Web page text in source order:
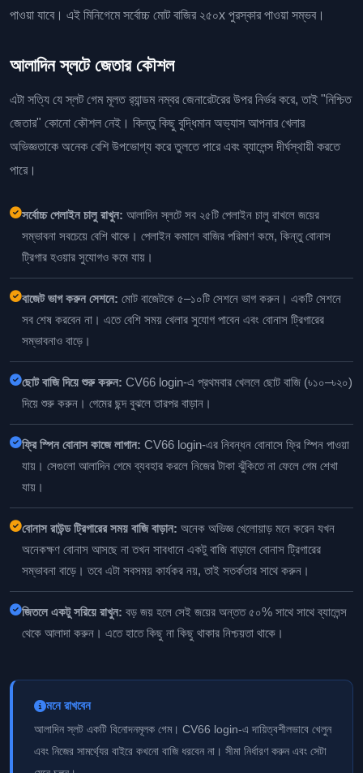
পাওয়া যাবে। এই মিনিগেমে সর্বোচ্চ মোট বাজির ২৫০x পুরস্কার পাওয়া সম্ভব।
আলাদিন স্লটে জেতার কৌশল
এটা সত্যি যে স্লট গেম মূলত র‍্যান্ডম নম্বর জেনারেটরের উপর নির্ভর করে, তাই "নিশ্চিত
জেতার" কোনো কৌশল নেই। কিন্তু কিছু বুদ্ধিমান অভ্যাস আপনার খেলার
অভিজ্ঞতাকে অনেক বেশি উপভোগ্য করে তুলতে পারে এবং ব্যালেন্স দীর্ঘস্থায়ী করতে
পারে।
সর্বোচ্চ পেলাইন চালু রাখুন: আলাদিন স্লটে সব ২৫টি পেলাইন চালু রাখলে জয়ের
সম্ভাবনা সবচেয়ে বেশি থাকে। পেলাইন কমালে বাজির পরিমাণ কমে, কিন্তু বোনাস
ট্রিগার হওয়ার সুযোগও কমে যায়।
বাজেট ভাগ করুন সেশনে: মোট বাজেটকে ৫–১০টি সেশনে ভাগ করুন। একটি সেশনে
সব শেষ করবেন না। এতে বেশি সময় খেলার সুযোগ পাবেন এবং বোনাস ট্রিগারের
সম্ভাবনাও বাড়ে।
ছোট বাজি দিয়ে শুরু করুন: CV66 login-এ প্রথমবার খেললে ছোট বাজি (৳১০–৳২০)
দিয়ে শুরু করুন। গেমের ছন্দ বুঝলে তারপর বাড়ান।
ফ্রি স্পিন বোনাস কাজে লাগান: CV66 login-এর নিবন্ধন বোনাসে ফ্রি স্পিন পাওয়া
যায়। সেগুলো আলাদিন গেমে ব্যবহার করলে নিজের টাকা ঝুঁকিতে না ফেলে গেম শেখা
যায়।
বোনাস রাউন্ড ট্রিগারের সময় বাজি বাড়ান: অনেক অভিজ্ঞ খেলোয়াড় মনে করেন যখন
অনেকক্ষণ বোনাস আসছে না তখন সাবধানে একটু বাজি বাড়ালে বোনাস ট্রিগারের
সম্ভাবনা বাড়ে। তবে এটা সবসময় কার্যকর নয়, তাই সতর্কতার সাথে করুন।
জিতলে একটু সরিয়ে রাখুন: বড় জয় হলে সেই জয়ের অন্তত ৫০% সাথে সাথে ব্যালেন্স
থেকে আলাদা করুন। এতে হাতে কিছু না কিছু থাকার নিশ্চয়তা থাকে।
মনে রাখবেন
আলাদিন স্লট একটি বিনোদনমূলক গেম। CV66 login-এ দায়িত্বশীলভাবে খেলুন
এবং নিজের সামর্থ্যের বাইরে কখনো বাজি ধরবেন না। সীমা নির্ধারণ করুন এবং সেটা